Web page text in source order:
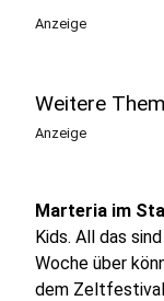
Anzeige
Weitere
Anzeige
Marteria im
Kids. All das
Woche über
dem Zeltfestival